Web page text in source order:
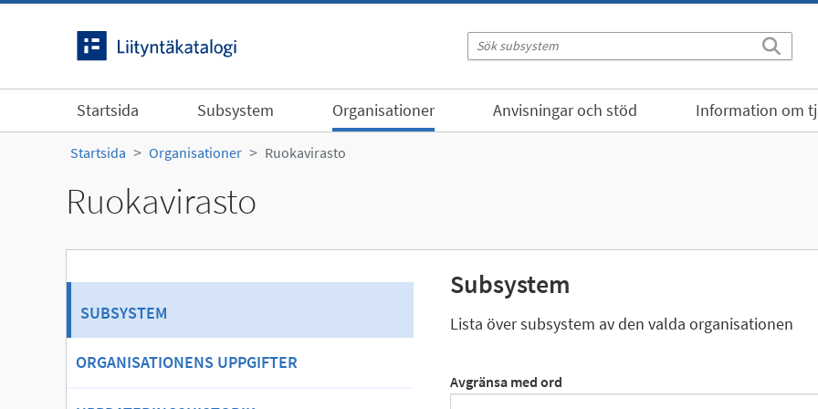
Startsida Subsystem Organisationer Anvisningar och stöd Information om
Startsida Organisationer Ruokavirasto
Ruokavirasto
SUBSYSTEM
ORGANISATIONENS UPPGIFTER
Subsystem
Lista över subsystem av den valda organisationen
Avgränsa med ord